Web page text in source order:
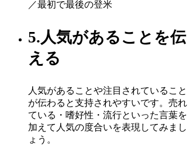
／最初で最後の登米
5.人気があることを伝
える
人気があることや注目されていること
が伝わると支持されやすいです。売れ
ている・嗜好性・流行といった言葉を
加えて人気の度合いを表現してみまし
ょう。